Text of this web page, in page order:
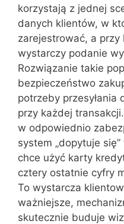
korzystają z jednej
danych klientów, w
zarejestrować, a przy
wystarczy podanie
Rozwiązanie takie
bezpieczeństwo
potrzeby
przy każdej
w odpowiednio
system „dopytuje
chce użyć karty
cztery ostatnie cyfry
To wystarcza
ważniejsze,
skutecznie buduje